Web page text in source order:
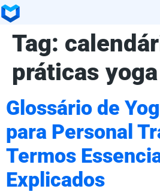
Tag:
práticas yoga
Glossário de
para Personal
Termos
Explicados